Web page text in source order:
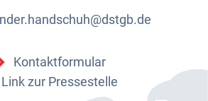
Kontaktformular
Link zur Pressestelle